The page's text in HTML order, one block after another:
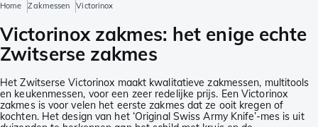
Home Zakmessen Victorinox
Victorinox zakmes: het enige echte
Zwitserse zakmes
Het Zwitserse Victorinox maakt kwalitatieve zakmessen, multitools
en keukenmessen, voor een zeer redelijke prijs. Een Victorinox
zakmes is voor velen het eerste zakmes dat ze ooit kregen of
kochten. Het design van het ‘Original Swiss Army Knife’-mes is uit